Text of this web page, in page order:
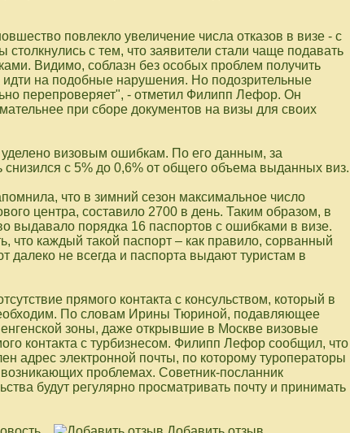
повлекло увеличение числа отказов в визе - с
с тем, что заявители стали чаще подавать
Видимо, соблазн без особых проблем получить
идти на подобные нарушения. Но подозрительные
перепроверяет", - отметил Филипп Лефор. Он
при сборе документов на визы для своих
визовым ошибкам. По его данным, за
снизился с 5% до 0,6% от общего объема выданных виз.
что в зимний сезон максимальное число
центра, составило 2700 в день. Таким образом, в
выдавало порядка 16 паспортов с ошибками в визе.
что каждый такой паспорт – как правило, сорванный
далеко не всегда и паспорта выдают туристам в
прямого контакта с консульством, который в
По словам Ирины Тюриной, подавляющее
зоны, даже открывшие в Москве визовые
контакта с турбизнесом. Филипп Лефор сообщил, что
адрес электронной почты, по которому туроператоры
проблемах. Советник-посланник
будут регулярно просматривать почту и принимать